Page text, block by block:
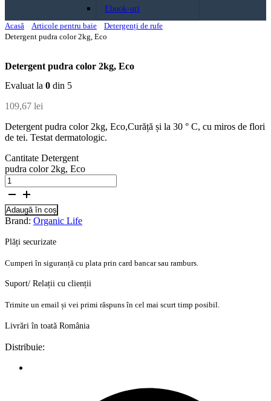
Ebook-uri
Acasă
Articole pentru baie
Detergenți de rufe
Detergent pudra color 2kg, Eco
Detergent pudra color 2kg, Eco
Evaluat la 0 din 5
109,67 lei
Detergent pudra color 2kg, Eco,Curăță și la 30 ° C, cu miros de flori
de tei. Testat dermatologic.
Cantitate Detergent
pudra color 2kg, Eco
Adaugă în coș
Brand: Organic Life
Plăți securizate
Cumperi în siguranță cu plata prin card bancar sau ramburs.
Suport/ Relații cu clienții
Trimite un email și vei primi răspuns în cel mai scurt timp posibil.
Livrări în toată România
Distribuie: